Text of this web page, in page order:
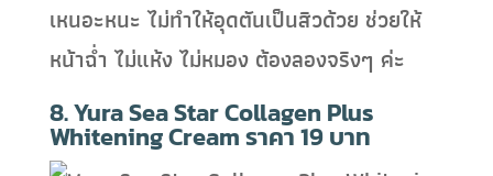
เหนอะหนะ ไม่ทำให้อุดตันเป็นสิวด้วย ช่วยให้
หน้าฉ่ำ ไม่แห้ง ไม่หมอง ต้องลองจริงๆ ค่ะ
8. Yura Sea Star Collagen Plus
Whitening Cream ราคา 19 บาท